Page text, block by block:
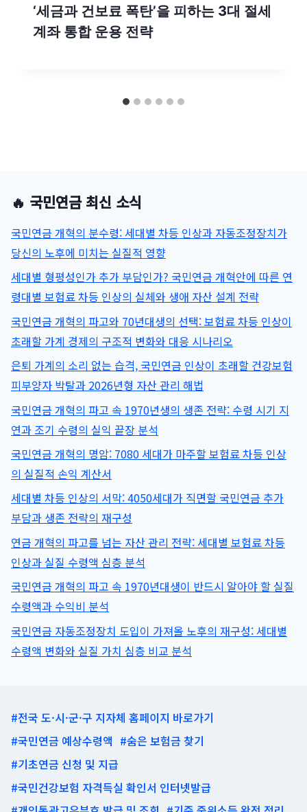
‘세금과 건보료 폭탄’을 피하는 3대 절세
계좌 통합 운용 전략
🔥 국민연금 최신 소식
국민연금 개혁의 분수령: 세대별 차등 인상과 자동조정장치가
당신의 노후에 미치는 실질적 영향
세대별 형평성인가 추가 부담인가? 국민연금 개혁안에 따른 연
령대별 보험료 차등 인상의 실체와 생애 자산 설계 전략
국민연금 개혁의 파고와 70년대생의 선택: 보험료 차등 인상이
초래할 가계 경제의 구조적 변화와 대응 시나리오
은퇴 가계의 소리 없는 습격, 국민연금 인상이 초래할 건강보험
피부양자 박탈과 2026년형 자산 관리 해법
국민연금 개혁의 파고 속 1970년생의 생존 전략: 수령 시기 지
연과 조기 수령의 실익 끝장 분석
국민연금 개혁의 명암: 7080 세대가 마주할 보험료 차등 인상
의 실질적 손익 계산서
세대별 차등 인상의 서막: 4050세대가 직면할 국민연금 추가
부담과 생존 전략의 재구성
연금 개혁의 파고를 넘는 자산 관리 전략: 세대별 보험료 차등
인상과 실질 수령액 심층 분석
국민연금 개혁의 파고 속 1970년대생이 반드시 알아야 할 실질
수령액과 수익비 분석
국민연금 자동조정장치 도입이 가져올 노후의 재구성: 세대별
수령액 변화와 실질 가치 심층 비교 분석
#전국 도·시·군·구 지자체 홈페이지 바로가기
#국민연금 예상수령액 #숨은 보험금 찾기
#기초연금 신청 및 지급
#국민건강보험 자격득실 확인서 인터넷발급